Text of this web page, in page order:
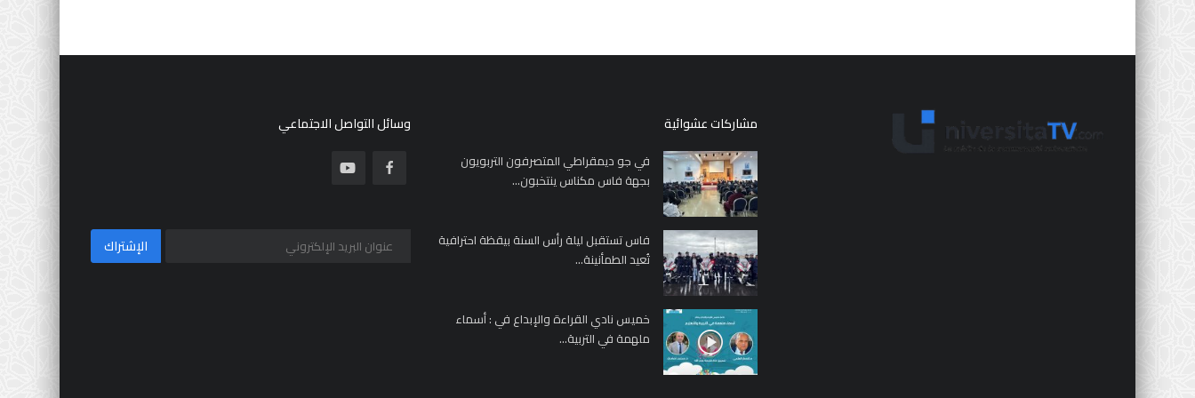
مشاركات عشوائية
في جو ديمقراطي المتصرفون التربويون
بجهة فاس مكناس ينتخبون...
فاس تستقبل ليلة رأس السنة بيقظة احترافية
تُعيد الطمأنينة...
خميس نادي القراءة والإبداع في : أسماء
ملهمة في التربية...
وسائل التواصل الاجتماعي
الإشتراك